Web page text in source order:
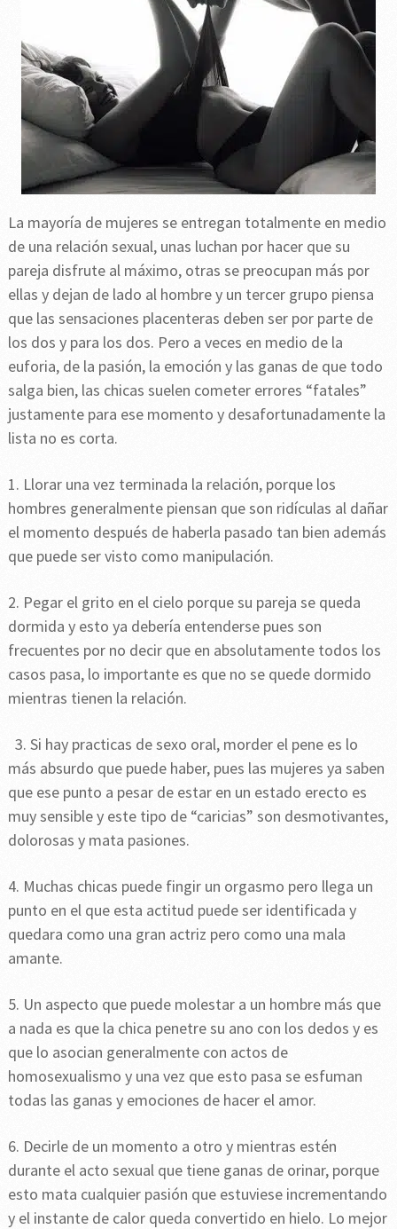
La mayoría de mujeres se entregan totalmente en medio
de una relación sexual, unas luchan por hacer que su
pareja disfrute al máximo, otras se preocupan más por
ellas y dejan de lado al hombre y un tercer grupo piensa
que las sensaciones placenteras deben ser por parte de
los dos y para los dos. Pero a veces en medio de la
euforia, de la pasión, la emoción y las ganas de que todo
salga bien, las chicas suelen cometer errores “fatales”
justamente para ese momento y desafortunadamente la
lista no es corta.
1. Llorar una vez terminada la relación, porque los
hombres generalmente piensan que son ridículas al dañar
el momento después de haberla pasado tan bien además
que puede ser visto como manipulación.
2. Pegar el grito en el cielo porque su pareja se queda
dormida y esto ya debería entenderse pues son
frecuentes por no decir que en absolutamente todos los
casos pasa, lo importante es que no se quede dormido
mientras tienen la relación.
3. Si hay practicas de sexo oral, morder el pene es lo
más absurdo que puede haber, pues las mujeres ya saben
que ese punto a pesar de estar en un estado erecto es
muy sensible y este tipo de “caricias” son desmotivantes,
dolorosas y mata pasiones.
4. Muchas chicas puede fingir un orgasmo pero llega un
punto en el que esta actitud puede ser identificada y
quedara como una gran actriz pero como una mala
amante.
5. Un aspecto que puede molestar a un hombre más que
a nada es que la chica penetre su ano con los dedos y es
que lo asocian generalmente con actos de
homosexualismo y una vez que esto pasa se esfuman
todas las ganas y emociones de hacer el amor.
6. Decirle de un momento a otro y mientras estén
durante el acto sexual que tiene ganas de orinar, porque
esto mata cualquier pasión que estuviese incrementando
y el instante de calor queda convertido en hielo. Lo mejor